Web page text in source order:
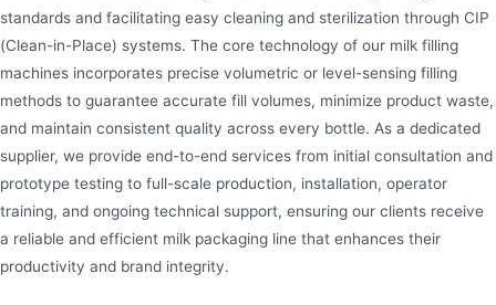
standards and facilitating easy cleaning and sterilization through CIP
(Clean-in-Place) systems. The core technology of our milk filling
machines incorporates precise volumetric or level-sensing filling
methods to guarantee accurate fill volumes, minimize product waste,
and maintain consistent quality across every bottle. As a dedicated
supplier, we provide end-to-end services from initial consultation and
prototype testing to full-scale production, installation, operator
training, and ongoing technical support, ensuring our clients receive
a reliable and efficient milk packaging line that enhances their
productivity and brand integrity.